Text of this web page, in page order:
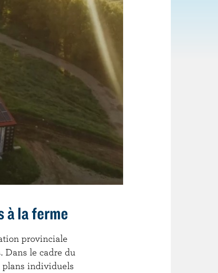
à la ferme
provinciale
Dans le cadre du
plans individuels